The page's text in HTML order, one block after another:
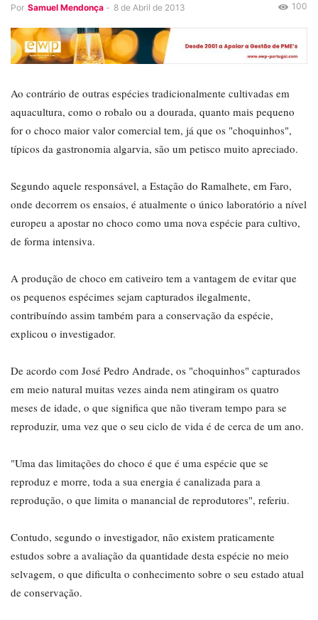
Por Samuel Mendonça - 8 de Abril de 2013 100
Ao contrário de outras espécies tradicionalmente cultivadas em
aquacultura, como o robalo ou a dourada, quanto mais pequeno
for o choco maior valor comercial tem, já que os "choquinhos",
típicos da gastronomia algarvia, são um petisco muito apreciado.
Segundo aquele responsável, a Estação do Ramalhete, em Faro,
onde decorrem os ensaios, é atualmente o único laboratório a nível
europeu a apostar no choco como uma nova espécie para cultivo,
de forma intensiva.
A produção de choco em cativeiro tem a vantagem de evitar que
os pequenos espécimes sejam capturados ilegalmente,
contribuíndo assim também para a conservação da espécie,
explicou o investigador.
De acordo com José Pedro Andrade, os "choquinhos" capturados
em meio natural muitas vezes ainda nem atingiram os quatro
meses de idade, o que significa que não tiveram tempo para se
reproduzir, uma vez que o seu ciclo de vida é de cerca de um ano.
"Uma das limitações do choco é que é uma espécie que se
reproduz e morre, toda a sua energia é canalizada para a
reprodução, o que limita o manancial de reprodutores", referiu.
Contudo, segundo o investigador, não existem praticamente
estudos sobre a avaliação da quantidade desta espécie no meio
selvagem, o que dificulta o conhecimento sobre o seu estado atual
de conservação.